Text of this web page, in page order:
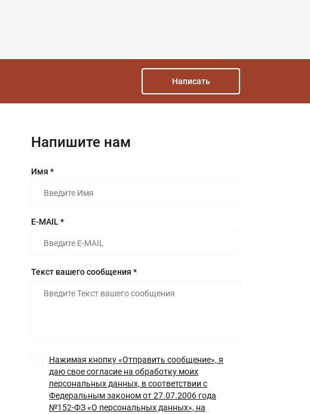
Написать
Напишите нам
Имя *
E-MAIL *
Текст вашего сообщения *
Нажимая кнопку «Отправить сообщение», я
даю свое согласие на обработку моих
персональных данных, в соответствии с
Федеральным законом от 27.07.2006 года
№152-ФЗ «О персональных данных», на